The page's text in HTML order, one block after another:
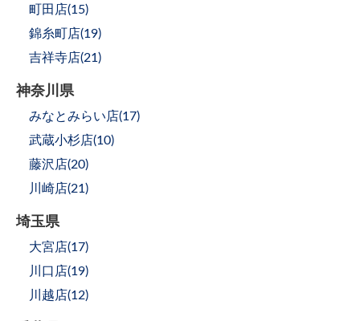
町田店(15)
錦糸町店(19)
吉祥寺店(21 )
神奈川県
みなとみらい店(17)
武蔵小杉店(10)
藤沢店(20)
川崎店(21 )
埼玉県
大宮店(17)
川口店(19)
川越店(12)